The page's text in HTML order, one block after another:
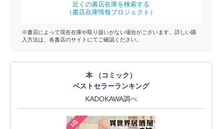
近くの書店在庫を検索する
（書店在庫情報プロジェクト）
※書店によって現在在庫や取り扱いがない場合がございます。詳しい購
入方法は、各書店のサイトにてご確認ください。
本 （コミック）
ベストセラーランキング
KADOKAWA調べ
1位